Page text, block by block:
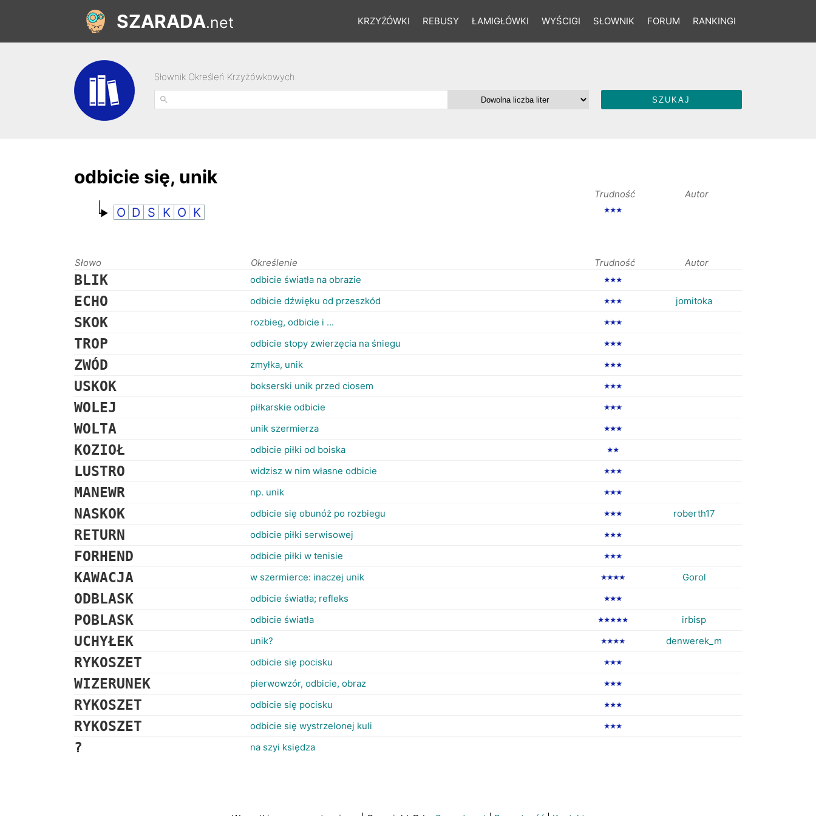
KRZYŻÓWKI REBUSY ŁAMIGŁÓWKI WYŚCIGI SŁOWNIK FORUM RANKINGI
SZARADA.net
Słownik Określeń Krzyżówkowych
odbicie się, unik
Trudność Autor
O D S K O K ★★★
Słowo Określenie Trudność Autor
BLIK odbicie światła na obrazie ★★★
ECHO odbicie dźwięku od przeszkód ★★★ jomitoka
SKOK rozbieg, odbicie i ... ★★★
TROP odbicie stopy zwierzęcia na śniegu ★★★
ZWÓD zmyłka, unik ★★★
USKOK bokserski unik przed ciosem ★★★
WOLEJ piłkarskie odbicie ★★★
WOLTA unik szermierza ★★★
KOZIOŁ odbicie piłki od boiska ★★
LUSTRO widzisz w nim własne odbicie ★★★
MANEWR np. unik ★★★
NASKOK odbicie się obunóż po rozbiegu ★★★ roberth17
RETURN odbicie piłki serwisowej ★★★
FORHEND odbicie piłki w tenisie ★★★
KAWACJA w szermierce: inaczej unik ★★★★ Gorol
ODBLASK odbicie światła; refleks ★★★
POBLASK odbicie światła ★★★★★ irbisp
UCHYŁEK unik? ★★★★ denwerek_m
RYKOSZET odbicie się pocisku ★★★
WIZERUNEK pierwowzór, odbicie, obraz ★★★
RYKOSZET odbicie się pocisku ★★★
RYKOSZET odbicie się wystrzelonej kuli ★★★
? na szyi księdza